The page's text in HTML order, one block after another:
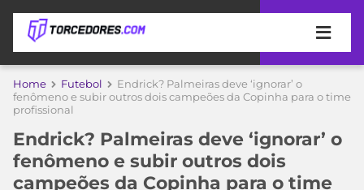
APOSTAS
DICAS
DE
APOSTA
ÚLTIMAS
COPA
DO
Home Futebol
Endrick? Palmeiras deve ‘ignorar’ o
fenômeno e subir outros dois campeões da Copinha para o time
profissional
Endrick? Palmeiras deve ‘ignorar’ o
fenômeno e subir outros dois
campeões da Copinha para o time